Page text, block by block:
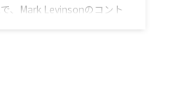
、Mark Levinsonのコント
ンプ部No.26Lと外部電源部